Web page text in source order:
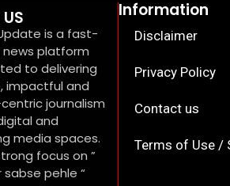
is a fast-
news platform
to delivering
impactful and
journalism
and
media spaces.
focus on ”
sabse pehle “
Information
Disclaimer
Privacy Policy
Contact us
Terms of Use /